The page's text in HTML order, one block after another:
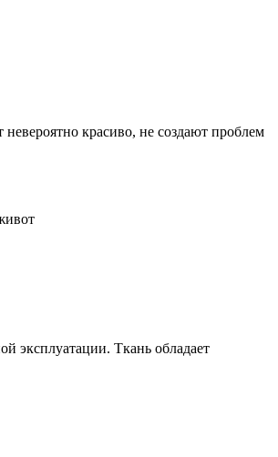
красиво, не создают проблем
эксплуатации. Ткань обладает